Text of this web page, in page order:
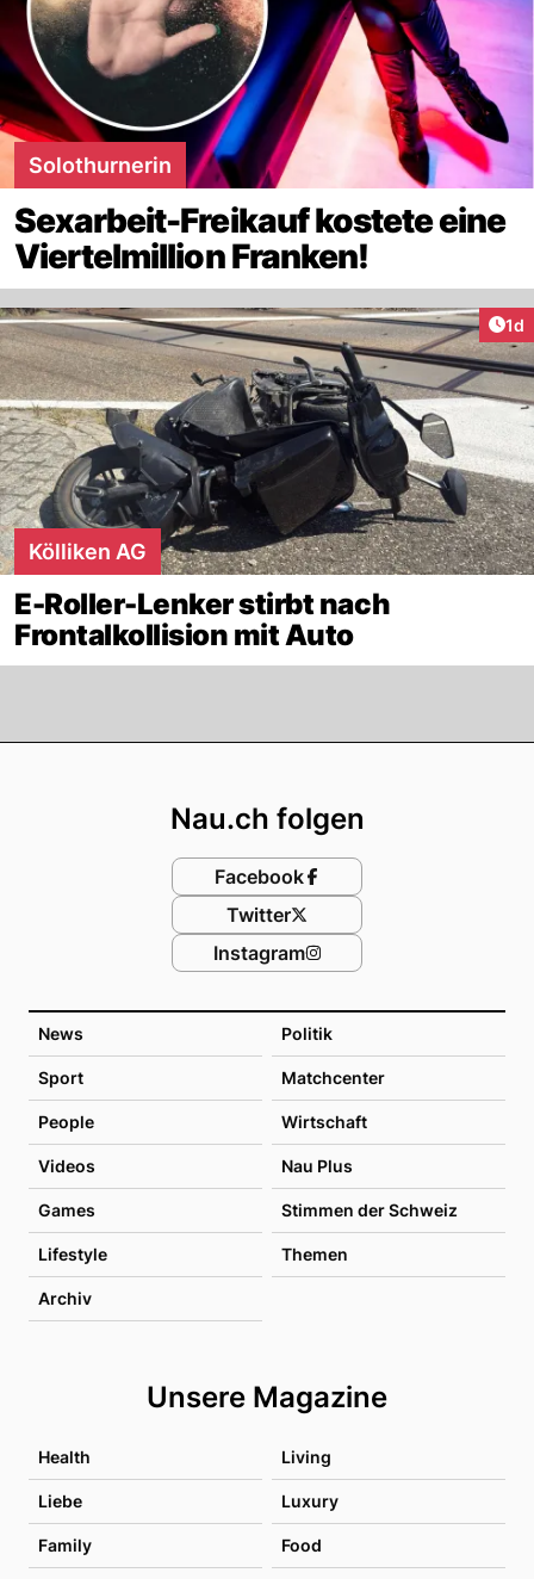
Solothurnerin
Sexarbeit-Freikauf kostete eine
Viertelmillion Franken!
1d
Kölliken AG
E-Roller-Lenker stirbt nach
Frontalkollision mit Auto
News Politik
Sport Matchcenter
People Wirtschaft
Videos Nau Plus
Games Stimmen der Schweiz
Lifestyle Themen
Archiv
Unsere Magazine
Health Living
Liebe Luxury
Family Food
Nau.ch folgen
Facebook
Twitter
Instagram